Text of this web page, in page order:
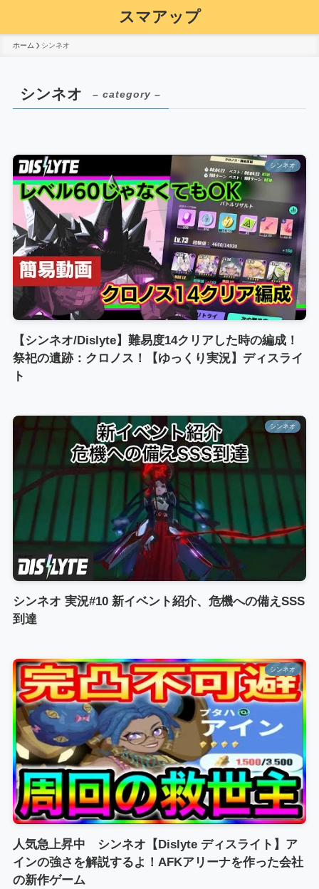
スマアップ
ホーム シンネオ
シンネオ – category –
シンネオ
【シンネオ/Dislyte】難易度14クリアした時の編成！
祭祀の遺跡：クロノス！【ゆっくり実況】ディスライ
ト
シンネオ
シンネオ 実況#10 新イベント紹介、危機への備えSSS
到達
シンネオ
人気急上昇中 シンネオ【Dislyte ディスライト】ア
インの強さを解説するよ！AFKアリーナを作った会社
の新作ゲーム